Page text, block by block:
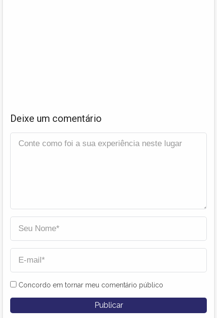
Deixe um comentário
Concordo em tornar meu comentário público